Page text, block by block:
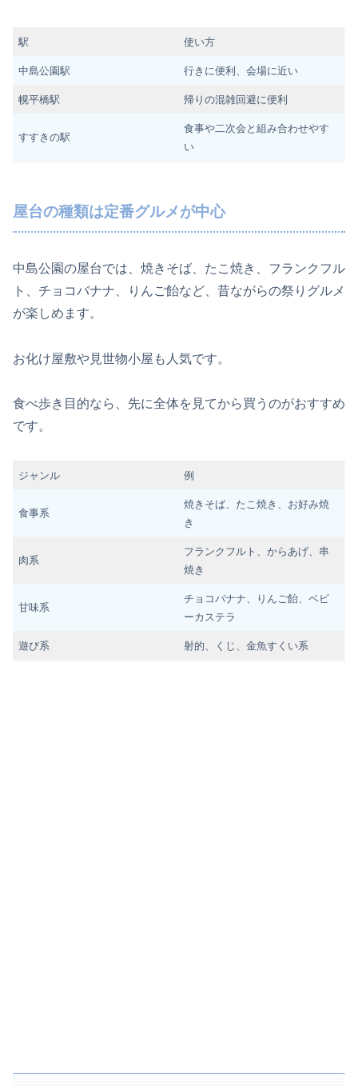
駅 使い方
中島公園駅 行きに便利、会場に近い
幌平橋駅 帰りの混雑回避に便利
すすきの駅
食事や二次会と組み合わせやす
い
屋台の種類は定番グルメが中心
中島公園の屋台では、焼きそば、たこ焼き、フランクフル
ト、チョコバナナ、りんご飴など、昔ながらの祭りグルメ
が楽しめます。
お化け屋敷や見世物小屋も人気です。
食べ歩き目的なら、先に全体を見てから買うのがおすすめ
です。
ジャンル 例
食事系
焼きそば、たこ焼き、お好み焼
き
肉系
フランクフルト、からあげ、串
焼き
甘味系
チョコバナナ、りんご飴、ベビ
ーカステラ
遊び系 射的、くじ、金魚すくい系